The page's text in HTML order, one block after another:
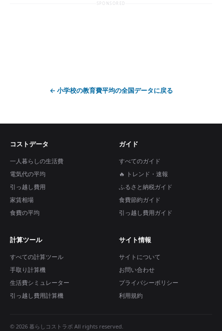
SPONSORED
← 小学校の教育費平均の全国データに戻る
コストデータ
一人暮らしの生活費
電気代の平均
引っ越し費用
家賃相場
食費の平均
ガイド
すべてのガイド
🔥 トレンド・速報
ふるさと納税ガイド
食費節約ガイド
引っ越し費用ガイド
計算ツール
すべての計算ツール
手取り計算機
生活費シミュレーター
引っ越し費用計算機
サイト情報
サイトについて
お問い合わせ
プライバシーポリシー
利用規約
© 2026 暮らしコストラボ All rights reserved.